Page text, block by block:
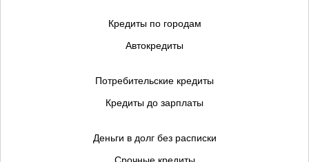
Кредиты по городам
Автокредиты
Потребительские кредиты
Кредиты до зарплаты
Деньги в долг без расписки